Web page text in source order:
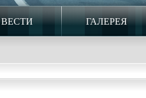
ВЕСТИ ГАЛЕРЕЯ